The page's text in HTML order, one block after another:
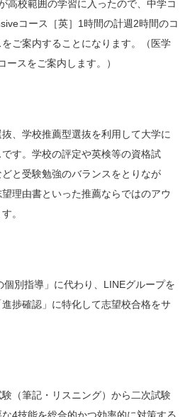
校範囲の学習に入ったので、中学コ
コース［英］1時間の計週2時間のコ
ご案内することになります。（医学
スをご案内します。）
、学校推薦型選抜を利用して大学に
す。学校の評定や英検等の資格試
と受験勉強のバランスをとりなが
理由書といった推薦ならではのアウ
。
別指導」に代わり、LINEグループを
捗確認」に特化して志望校合格をサ
（筆記・リスニング）から二次試験